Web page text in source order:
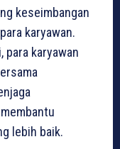
keseimbangan
karyawan.
para karyawan
lebih baik.